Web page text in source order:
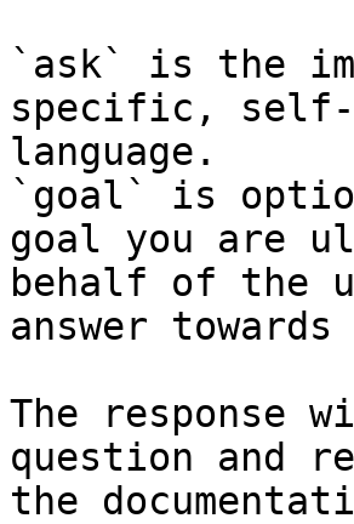
`ask` is the
specific, self-
language.
`goal` is
goal you are
behalf of the
answer
The response
question and
the